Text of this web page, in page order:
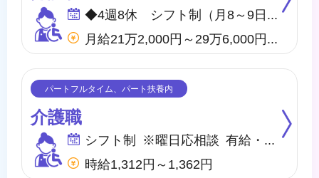
介護職
時給1,312円～1,362円